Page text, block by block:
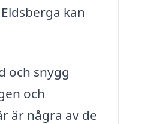
kan
och snygg
och
är några av de